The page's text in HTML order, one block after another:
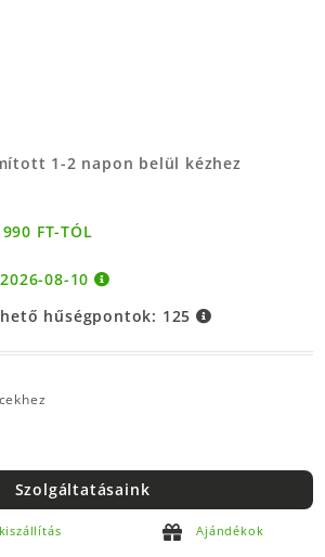
1-2 napon belül kézhez
FT-TÓL
2026-08-10
hűségpontok: 125
Szolgáltatásaink
Ajándékok